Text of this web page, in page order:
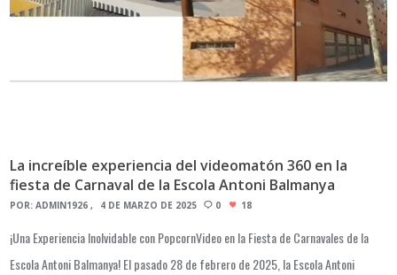
La increíble experiencia del videomatón 360 en la
fiesta de Carnaval de la Escola Antoni Balmanya
POR:ADMIN1926 4 DE MARZO DE 2025 0 18
¡Una Experiencia Inolvidable con PopcornVideo en la Fiesta de Carnavales de la
Escola Antoni Balmanya! El pasado 28 de febrero de 2025, la Escola Antoni